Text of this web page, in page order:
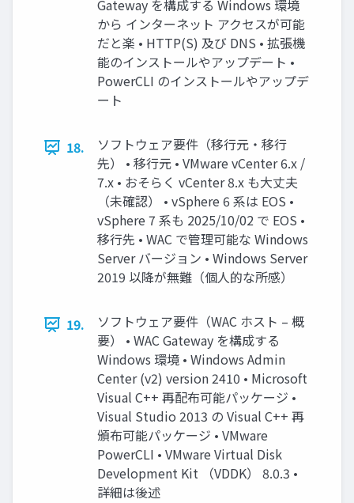
Gateway を構成する Windows 環境
から インターネット アクセスが可能
だと楽 • HTTP(S) 及び DNS • 拡張機
能のインストールやアップデート •
PowerCLI のインストールやアップデ
ート
18.
ソフトウェア要件（移行元・移行
先） • 移行元 • VMware vCenter 6.x /
7.x • おそらく vCenter 8.x も大丈夫
（未確認） • vSphere 6 系は EOS •
vSphere 7 系も 2025/10/02 で EOS •
移行先 • WAC で管理可能な Windows
Server バージョン • Windows Server
2019 以降が無難（個人的な所感）
19.
ソフトウェア要件（WAC ホスト – 概
要） • WAC Gateway を構成する
Windows 環境 • Windows Admin
Center (v2) version 2410 • Microsoft
Visual C++ 再配布可能パッケージ •
Visual Studio 2013 の Visual C++ 再
頒布可能パッケージ • VMware
PowerCLI • VMware Virtual Disk
Development Kit （VDDK） 8.0.3 •
詳細は後述